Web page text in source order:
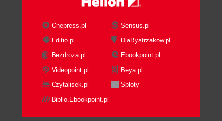
Onepress.pl
Sensus.pl
Editio.pl
DlaBystrzakow.pl
Bezdroza.pl
Ebookpoint.pl
Videopoint.pl
Beya.pl
Czytalisek.pl
Sploty
Biblio.Ebookpoint.pl